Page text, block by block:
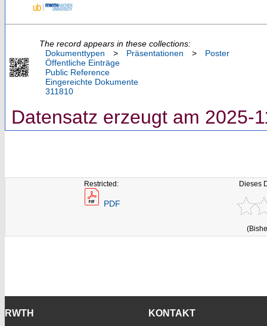
The record appears in these collections:
Dokumenttypen
> Präsentationen >
Poster
Öffentliche Einträge
Public Reference
Eingereichte Dokumente
311810
Datensatz erzeugt am 2025-
Restricted:
PDF
Dieses
RWTH KONTAKT